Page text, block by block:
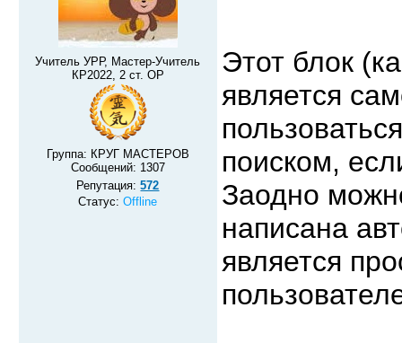
Учитель УРР, Мастер-Учитель
КР2022, 2 ст. ОР
Группа: КРУГ МАСТЕРОВ
Сообщений: 1307
Репутация:572
Статус:Offline
Этот блок
является
поиском,
Заодно
написана
является